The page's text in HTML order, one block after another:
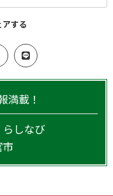
する
満載！
しなび